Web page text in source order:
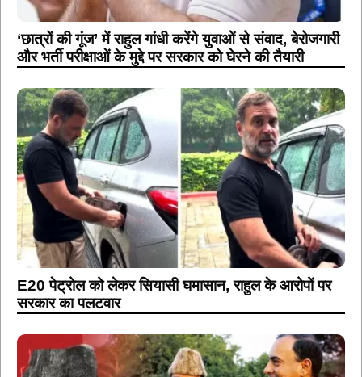
‘छात्रों की गूंज’ में राहुल गांधी करेंगे युवाओं से संवाद, बेरोजगारी
और भर्ती परीक्षाओं के मुद्दे पर सरकार को घेरने की तैयारी
E20 पेट्रोल को लेकर सियासी घमासान, राहुल के आरोपों पर
सरकार का पलटवार